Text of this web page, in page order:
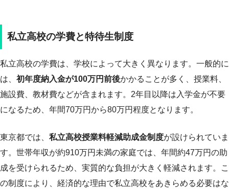
私立高校の学費と特待生制度
私立高校の学費は、学校によって大きく異なります。一般的に
は、 初年度納入金が100万円前後かかることが多く、授業料、
施設費、教材費などが含まれます。2年目以降は入学金が不要
になるため、年間70万円から80万円程度となります。
東京都では、 私立高校授業料軽減助成金制度が設けられていま
す。世帯年収が約910万円未満の家庭では、年間約47万円の助
成を受けられるため、実質的な負担が大きく軽減されます。こ
の制度により、経済的な理由で私立高校をあきらめる必要はな